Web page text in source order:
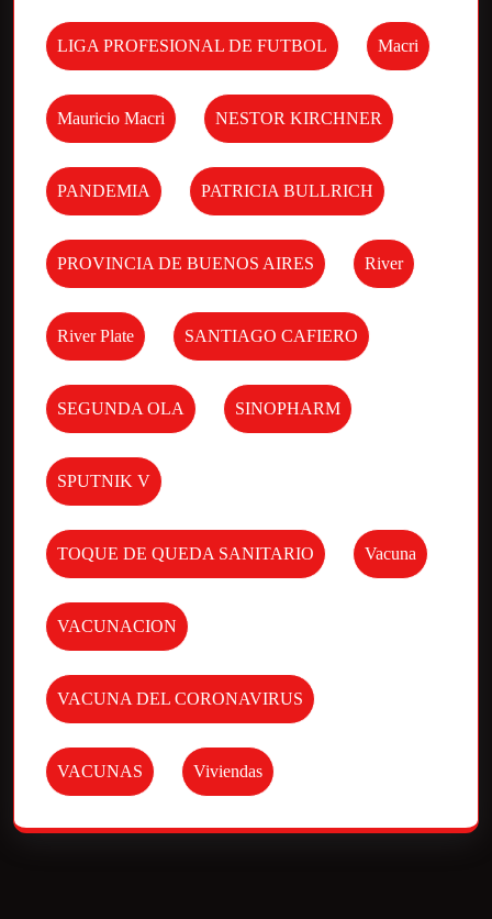
LIGA PROFESIONAL DE FUTBOL Macri
Mauricio Macri NESTOR KIRCHNER
PANDEMIA PATRICIA BULLRICH
PROVINCIA DE BUENOS AIRES River
River Plate SANTIAGO CAFIERO
SEGUNDA OLA SINOPHARM
SPUTNIK V
TOQUE DE QUEDA SANITARIO Vacuna
VACUNACION
VACUNA DEL CORONAVIRUS
VACUNAS Viviendas